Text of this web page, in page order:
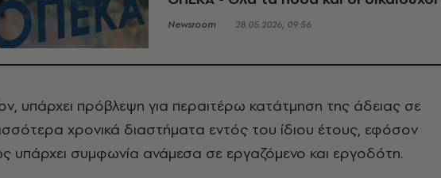
Newsroom 28.05.2026, 09:56
υπάρχει πρόβλεψη για περαιτέρω κατάτμηση της άδειας σε
χρονικά διαστήματα εντός του ίδιου έτους, εφόσον
υπάρχει συμφωνία ανάμεσα σε εργαζόμενο και εργοδότη.